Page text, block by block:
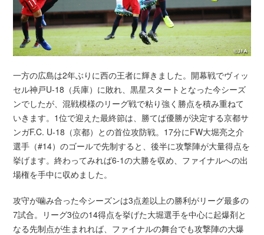
一方の広島は2年ぶりに西の王者に輝きました。開幕戦でヴィッ
セル神戸U-18（兵庫）に敗れ、黒星スタートとなった今シーズ
ンでしたが、混戦模様のリーグ戦で粘り強く勝点を積み重ねて
いきます。1位で迎えた最終節は、勝てば優勝が決定する京都サ
ンガF.C. U-18（京都）との首位攻防戦。17分にFW大堀亮之介
選手（#14）のゴールで先制すると、後半に攻撃陣が大量得点を
挙げます。終わってみれば6-1の大勝を収め、ファイナルへの出
場権を手中に収めました。
攻守が噛み合った今シーズンは3点差以上の勝利がリーグ最多の
7試合。リーグ3位の14得点を挙げた大堀選手を中心に起爆剤と
なる先制点が生まれれば、ファイナルの舞台でも攻撃陣の大爆